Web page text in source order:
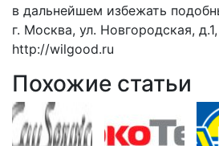
в дальнейшем избежать
г. Москва, ул. Новгородская,
http://wilgood.ru
Похожие статьи